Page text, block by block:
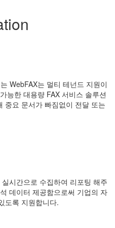
WebFAX는 멀티 테넌드 지원이
능한 대용량 FAX 서비스 솔루션
중요 문서가 빠짐없이 전달 또는
시간으로 수집하여 리포팅 해주
데이터 제공함으로써 기업의 자
도록 지원합니다.